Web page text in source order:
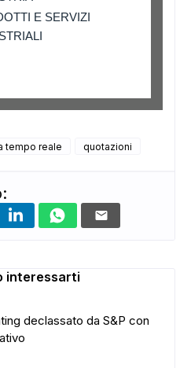
E SERVIZI
tempo reale quotazioni
interessarti
declassato da S&P con